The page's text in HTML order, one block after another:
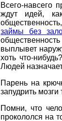
Всего-навсего
ждут идей,
займы без
выплывет
хоть что-
Людей
Парень на
запудрить
Помни, что
прокололся на